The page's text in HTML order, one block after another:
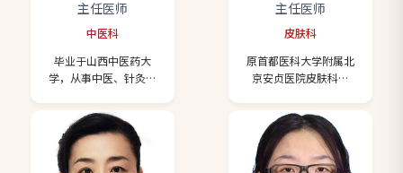
科临床工作20余年，擅
长脑血管病（短暂性脑
缺血发作、脑梗死、脑
出血等）、头晕、头
痛、焦虑、抑郁、失
眠、痴呆等疾病的诊
治，具有深厚的神经病
学理论基础和丰富的临
床经验。 出诊时间：周
诊室
主任医师
中医科
毕业于山西中医药大
学，从事中医、针灸、
工作20余年，在北京肿
瘤医院内科、运城市中
心医院心内科、神经内
科进修2年，曾就职于山
主任医师
皮肤科
原首都医科大学附属北
京安贞医院皮肤科主
导师，从事皮肤性病科
临床、教学、科研及管
理工作30余年。擅长多
种皮肤病的诊治，如面